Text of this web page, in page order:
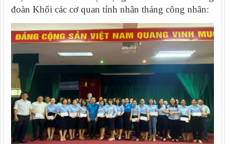
đoàn Khối các cơ quan tỉnh nhân tháng công nhân: